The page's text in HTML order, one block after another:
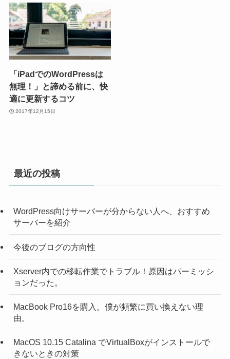
「iPadでのWordPressは
無理！」と諦める前に、快
適に更新するコツ
2017年12月15日
最近の投稿
WordPress向けサーバーが分からない人へ、おすすめ
サーバーを紹介
今後のブログの方向性
Xserver内での移転作業でトラブル！原因はパーミッシ
ョンだった。
MacBook Pro16を購入。僕が頻繁に買い換えない理
由。
MacOS 10.15 Catalina でVirtualBoxがインストールで
きないときの対策